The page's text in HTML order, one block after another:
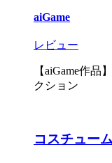
aiGame
レビュー
【aiGame作
クション
コスチュー